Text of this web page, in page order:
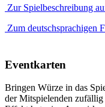
Zur Spielbeschreibung
Zum deutschsprachigen
Eventkarten
Bringen Würze in das
der Mitspielenden